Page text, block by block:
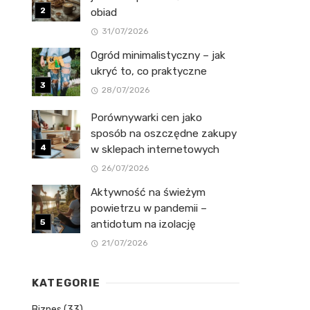
obiad
31/07/2026
Ogród minimalistyczny – jak
ukryć to, co praktyczne
28/07/2026
Porównywarki cen jako
sposób na oszczędne zakupy
w sklepach internetowych
26/07/2026
Aktywność na świeżym
powietrzu w pandemii –
antidotum na izolację
21/07/2026
KATEGORIE